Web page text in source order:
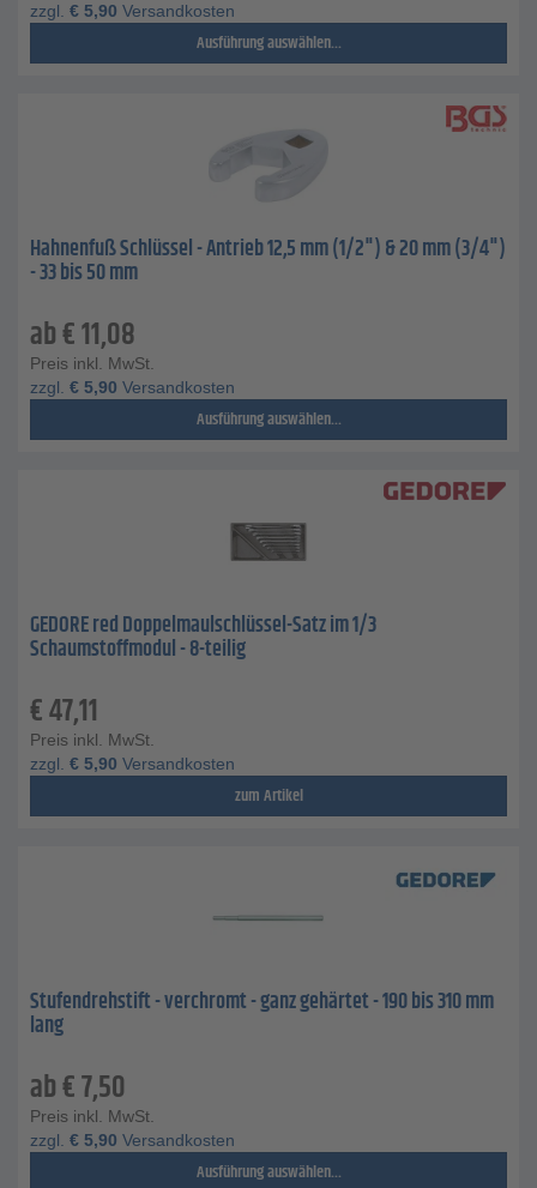
zzgl. € 5,90 Versandkosten
Ausführung auswählen...
Hahnenfuß Schlüssel - Antrieb 12,5 mm (1/2") & 20 mm (3/4")
- 33 bis 50 mm
ab€11,08
Preis inkl. MwSt.
zzgl. € 5,90 Versandkosten
Ausführung auswählen...
GEDORE red Doppelmaulschlüssel-Satz im 1/3
Schaumstoffmodul - 8-teilig
€47,11
Preis inkl. MwSt.
zzgl. € 5,90 Versandkosten
zum Artikel
Stufendrehstift - verchromt - ganz gehärtet - 190 bis 310 mm
lang
ab€7,50
Preis inkl. MwSt.
zzgl. € 5,90 Versandkosten
Ausführung auswählen...